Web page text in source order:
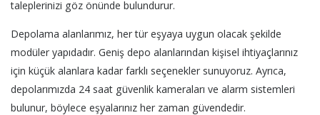
taleplerinizi göz önünde bulundurur.
Depolama alanlarımız, her tür eşyaya uygun olacak şekilde
modüler yapıdadır. Geniş depo alanlarından kişisel ihtiyaçlarınız
için küçük alanlara kadar farklı seçenekler sunuyoruz. Ayrıca,
depolarımızda 24 saat güvenlik kameraları ve alarm sistemleri
bulunur, böylece eşyalarınız her zaman güvendedir.